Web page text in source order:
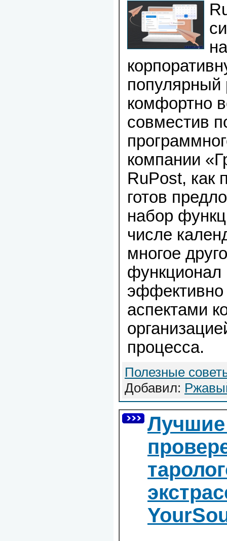
популярный
комфортно
совместив
компании
RuPost, как
готов
набор
числе
многое
функционал
эффективно
аспектами
процесса.
Полезные
Добавил:
Лучшие